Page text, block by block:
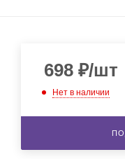
698₽/шт
Нет в наличии